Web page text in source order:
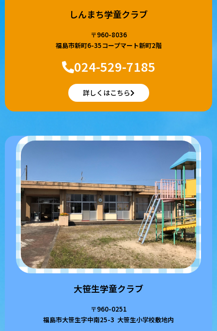
しんまち学童クラブ
〒960-8036
福島市新町6-35コープマート新町2階
024-529-7185
詳しくはこちら
大笹生学童クラブ
〒960-0251
福島市大笹生字中南25-3 大笹生小学校敷地内